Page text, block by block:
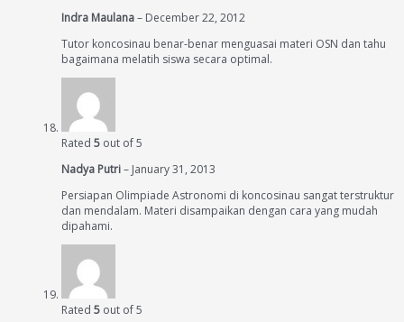
Indra Maulana– December 22, 2012
Tutor koncosinau benar-benar menguasai materi OSN dan tahu
bagaimana melatih siswa secara optimal.
Rated 5 out of 5
Nadya Putri– January 31, 2013
Persiapan Olimpiade Astronomi di koncosinau sangat terstruktur
dan mendalam. Materi disampaikan dengan cara yang mudah
dipahami.
Rated 5 out of 5